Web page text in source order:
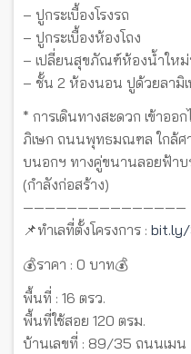
– ปูกระเบื้องโรงรถ
– ปูกระเบื้องห้องโถง
– เปลี่ยนสุขภัณฑ์ห้องน้ำให
– ชั้น 2 ห้องนอน ปูด้วยลามิ
* การเดินทางสะดวก เข้าอ
ภิเษก ถนนพุทธมณฑล ใกล้ศ
บนอกฯ ทางคู่ขนานลอยฟ้าบ
(กำลังก่อสร้าง)
———————————————
📌ทำเลที่ตั้งโครงการ : bit.ly/
💰ราคา : 0 บาท💰
พื้นที่ : 16 ตรว.
พื้นที่ใช้สอย 120 ตรม.
บ้านเลขที่ : 89/35 ถนนเมน